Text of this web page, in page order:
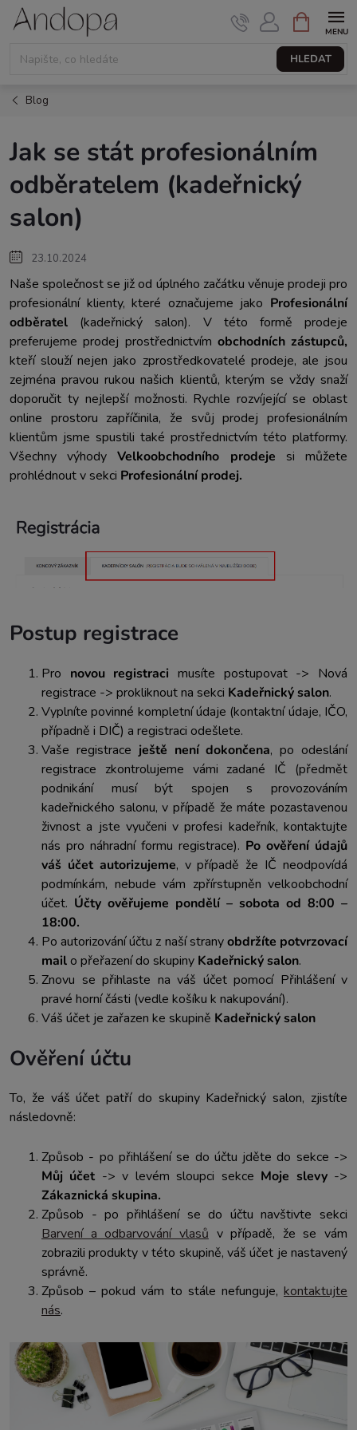
Přejít
HLEDAT
NÁKUPNÍ
KOŠÍK
Blog
Jak se stát profesionálním
odběratelem (kadeřnický
salon)
23.10.2024
Naše společnost se již od úplného začátku věnuje prodeji pro
profesionální klienty, které označujeme jako Profesionální
odběratel (kadeřnický salon). V této formě prodeje
preferujeme prodej prostřednictvím obchodních zástupců,
kteří slouží nejen jako zprostředkovatelé prodeje, ale jsou
zejména pravou rukou našich klientů, kterým se vždy snaží
doporučit ty nejlepší možnosti. Rychle rozvíjející se oblast
online prostoru zapříčinila, že svůj prodej profesionálním
klientům jsme spustili také prostřednictvím této platformy.
Všechny výhodyVelkoobchodního prodeje si můžete
prohlédnout v sekci Profesionální prodej.
Postup registrace
Pro novou registraci musíte postupovat -> Nová
registrace -> prokliknout na sekci Kadeřnický salon.
Vyplníte povinné kompletní údaje (kontaktní údaje, IČO,
případně i DIČ) a registraci odešlete.
Vaše registrace ještě není dokončena, po odeslání
registrace zkontrolujeme vámi zadané IČ (předmět
podnikání musí být spojen s provozováním
kadeřnického salonu, v případě že máte pozastavenou
živnost a jste vyučeni v profesi kadeřník, kontaktujte
nás pro náhradní formu registrace). Po ověření údajů
váš účet autorizujeme, v případě že IČ neodpovídá
podmínkám, nebude vám zpřírstupněn velkoobchodní
účet. Účty ověřujeme pondělí – sobota od 8:00 –
18:00.
Po autorizování účtu z naší stranyobdržíte potvrzovací
mailo přeřazení do skupiny Kadeřnický salon.
Znovu se přihlaste na váš účet pomocí Přihlášení v
pravé horní části (vedle košíku k nakupování).
Váš účet je zařazen ke skupině Kadeřnický salon
Ověření účtu
To, že váš účet patří do skupiny Kadeřnický salon, zjistíte
následovně:
Způsob - po přihlášení se do účtu jděte do sekce ->
Můj účet -> v levém sloupci sekce Moje slevy->
Zákaznická skupina.
Způsob - po přihlášení se do účtu navštivte sekci
Barvení a odbarvování vlasů v případě, že se vám
zobrazili produkty v této skupině, váš účet je nastavený
správně.
Způsob – pokud vám to stále nefunguje, kontaktujte
nás.